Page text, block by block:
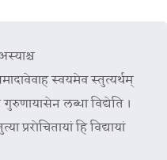
स्वयमेव स्तुत्यर्थम्
लब्धा विद्येति ।
प्ररोचितायां हि विद्यायां